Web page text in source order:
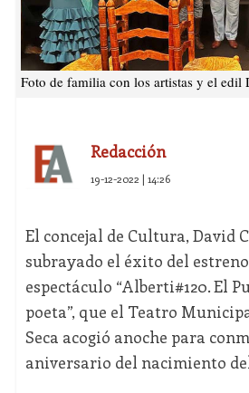
Foto de familia con los artistas y el edil
Redacción
19-12-2022 | 14:26
El concejal de Cultura, David
subrayado el éxito del
espectáculo “Alberti#120. El
poeta”, que el Teatro
Seca acogió anoche para
aniversario del nacimiento